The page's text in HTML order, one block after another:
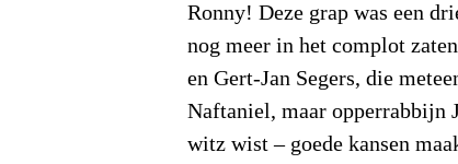
Ronny! Deze grap was een
nog meer in het complot
en Gert-Jan Segers, die
Naftaniel, maar opperrabbijn
witz wist – goede kansen